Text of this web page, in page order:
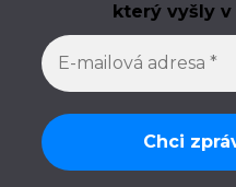
který vyšly